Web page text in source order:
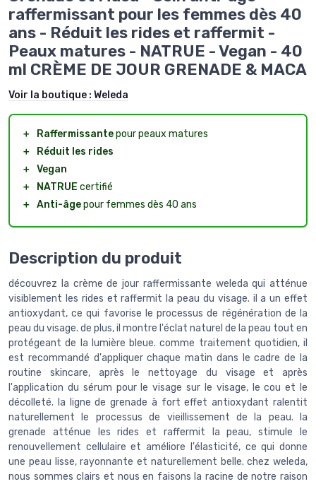
raffermissant pour les femmes dès 40
ans - Réduit les rides et raffermit -
Peaux matures - NATRUE - Vegan - 40
ml CRÈME DE JOUR GRENADE & MACA
Voir la boutique : Weleda
＋ Raffermissantepour peaux matures
＋
Réduit les rides
＋ Vegan
＋
NATRUE certifié
＋ Anti-âgepour femmes dès 40 ans
Description du produit
découvrez la crème de jour raffermissante weleda qui atténue
visiblement les rides et raffermit la peau du visage. il a un effet
antioxydant, ce qui favorise le processus de régénération de la
peau du visage. de plus, il montre l'éclat naturel de la peau tout en
protégeant de la lumière bleue. comme traitement quotidien, il
est recommandé d'appliquer chaque matin dans le cadre de la
routine skincare, après le nettoyage du visage et après
l'application du sérum pour le visage sur le visage, le cou et le
décolleté. la ligne de grenade à fort effet antioxydant ralentit
naturellement le processus de vieillissement de la peau. la
grenade atténue les rides et raffermit la peau, stimule le
renouvellement cellulaire et améliore l'élasticité, ce qui donne
une peau lisse, rayonnante et naturellement belle. chez weleda,
nous sommes clairs et nous en faisons la racine de notre raison